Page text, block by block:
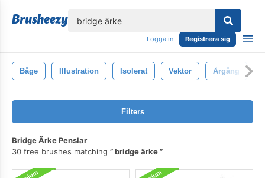
Logga in Registrera sig
Båge Illustration Isolerat Vektor Årgång
Filters
Bridge Ärke Penslar
30 free brushes matching
bridge ärke